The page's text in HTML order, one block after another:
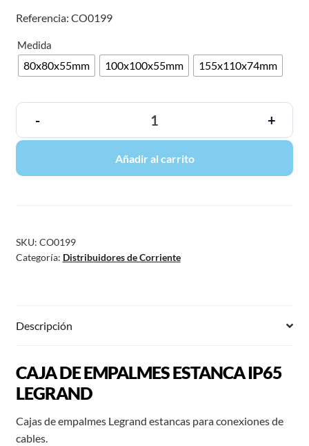
Referencia: CO0199
Medida
80x80x55mm 100x100x55mm 155x110x74mm
- +
Añadir al carrito
SKU: CO0199
Categoría: Distribuidores de Corriente
Descripción
CAJA DE EMPALMES ESTANCA IP65
LEGRAND
Cajas de empalmes Legrand estancas para conexiones de
cables.